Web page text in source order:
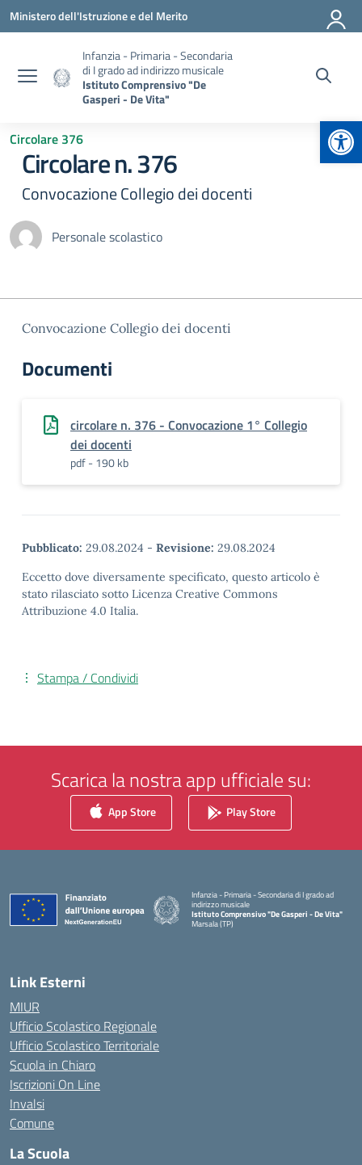
Vai ai contenuti
Vai al menu di navigazione
Vai al footer
Ministero dell'Istruzione e del Merito
Infanzia - Primaria - Secondaria
di I grado ad indirizzo musicale
Istituto Comprensivo "De
Gasperi - De Vita"
Circolare 376
Circolare n. 376
Convocazione Collegio dei docenti
Personale scolastico
Convocazione Collegio dei docenti
Documenti
circolare n. 376 - Convocazione 1° Collegio
dei docenti
pdf - 190 kb
Pubblicato: 29.08.2024 - Revisione: 29.08.2024
Eccetto dove diversamente specificato, questo articolo è
stato rilasciato sotto Licenza Creative Commons
Attribuzione 4.0 Italia.
Stampa / Condividi
Scarica la nostra app ufficiale su:
App Store Play Store
Infanzia - Primaria - Secondaria di I grado ad
indirizzo musicale
Istituto Comprensivo "De Gasperi - De Vita"
Marsala (TP)
Link Esterni
MIUR
Ufficio Scolastico Regionale
Ufficio Scolastico Territoriale
Scuola in Chiaro
Iscrizioni On Line
Invalsi
Comune
La Scuola